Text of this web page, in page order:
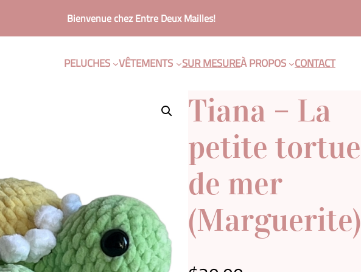
Bienvenue chez Entre Deux Mailles!
PELUCHES VÊTEMENTS SUR MESUREÀ PROPOS CONTACT
Tiana – La
petite tortue
de mer
(Marguerite)